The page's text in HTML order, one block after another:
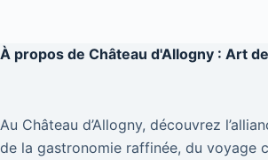
À propos de Château d'Allogny : Art
Au Château d’Allogny, découvrez
de la gastronomie raffinée, du voyage